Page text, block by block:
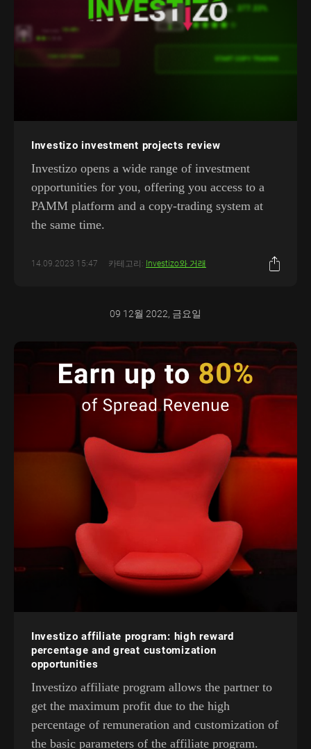
Investizo investment projects review
Investizo opens a wide range of investment
opportunities for you, offering you access to a
PAMM platform and a copy-trading system at
the same time.
14.09.2023 15:47 카테고리: Investizo와 거래
09 12월 2022, 금요일
Investizo affiliate program: high reward
percentage and great customization
opportunities
Investizo affiliate program allows the partner to
get the maximum profit due to the high
percentage of remuneration and customization of
the basic parameters of the affiliate program.